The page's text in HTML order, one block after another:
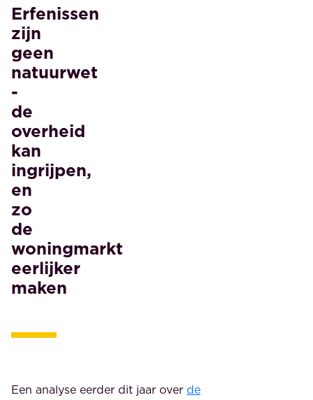
Erfenissen
zijn
geen
natuurwet
-
de
overheid
kan
ingrijpen,
en
zo
de
woningmarkt
eerlijker
maken
Een analyse eerder dit jaar over de